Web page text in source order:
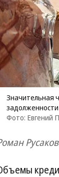
Значительная
задолженности
Фото: Евгений
Русаков